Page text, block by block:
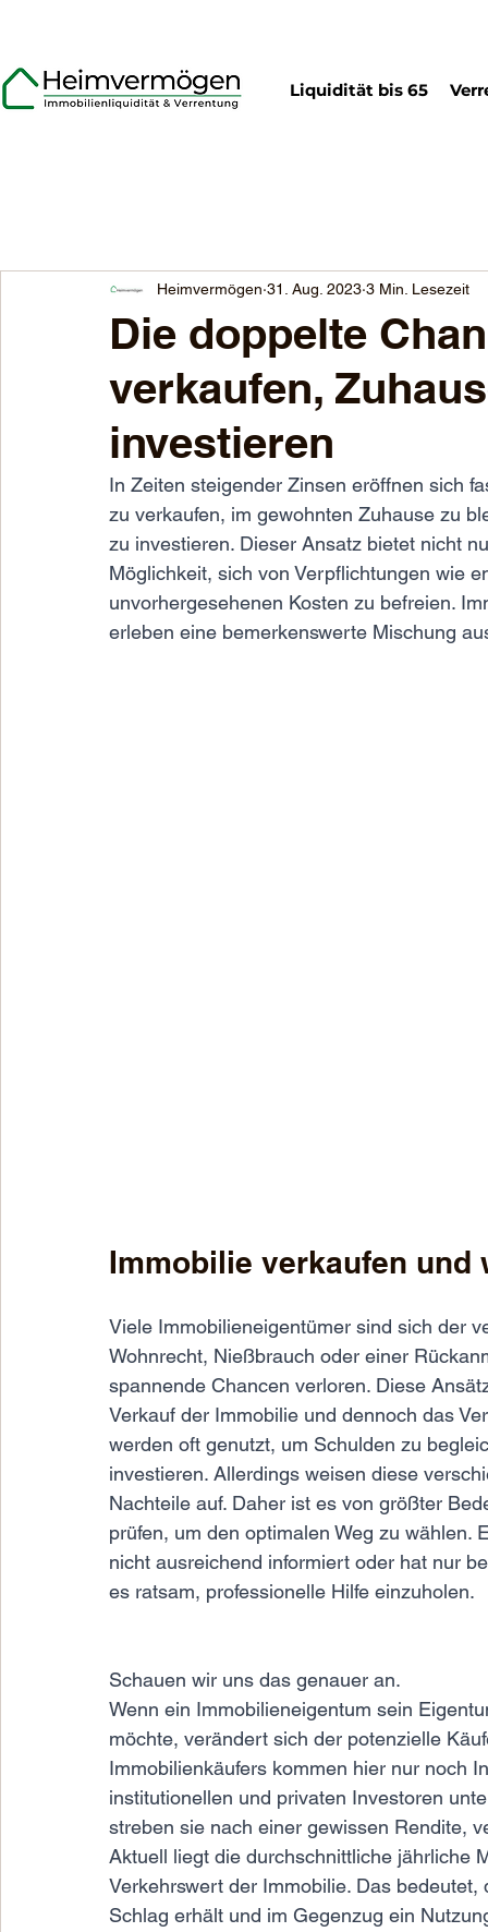
Liquidität bis 65
Die doppelte
verkaufen,
investieren
Heimvermögen 31. Aug. 2023 3 Min. Lesezeit
In Zeiten steigender Zinsen eröffnen sich
zu verkaufen, im gewohnten Zuhause zu
zu investieren. Dieser Ansatz bietet nicht
Möglichkeit, sich von Verpflichtungen wie
unvorhergesehenen Kosten zu befreien.
erleben eine bemerkenswerte Mischung
Immobilie verkaufen und
Viele Immobilieneigentümer sind sich der
Wohnrecht, Nießbrauch oder einer
spannende Chancen verloren. Diese
Verkauf der Immobilie und dennoch das
werden oft genutzt, um Schulden zu
investieren. Allerdings weisen diese
Nachteile auf. Daher ist es von größter
prüfen, um den optimalen Weg zu
nicht ausreichend informiert oder hat nur
es ratsam, professionelle Hilfe einzuholen.
Schauen wir uns das genauer an.
Wenn ein Immobilieneigentum sein
möchte, verändert sich der potenzielle
Immobilienkäufers kommen hier nur noch
institutionellen und privaten Investoren
streben sie nach einer gewissen Rendite,
Aktuell liegt die durchschnittliche jährliche
Verkehrswert der Immobilie. Das
Schlag erhält und im Gegenzug ein